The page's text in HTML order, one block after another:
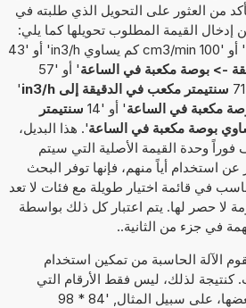
من العثور على التحويل الذي طلبته في
إدخال القيمة المطلوب تحويلها كما يلي:
-> بوصة مكعبة في الساعة' أو '57
سنتيمتر مكعب في الدقيقة إلى in3/h
'
' أو '14
سنتيمتر
بوصة مكعبة في الساعة'. هذا البديل،
فوراً وحدة القيمة الأصلية التي سيتم
عن استخدام أياً منهم، فإنها توفر البحث
في قائمة اختيار طويلة مع فئات لا تعد
لا حصر لها. يتم اعتبار كل ذلك بواسطة
في جزء من الثانية..
الآلة الحاسبة من تمكين استخدام
كنتيجة لذلك، ليس فقط الأرقام التي
يمكن حساب مع بعضها، على سبيل المثال, '84 * 98